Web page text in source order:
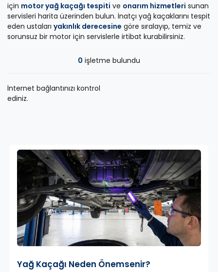
için motor yağ kaçağı tespiti ve onarım hizmetleri sunan
servisleri harita üzerinden bulun. İnatçı yağ kaçaklarını tespit
eden ustaları yakınlık derecesine göre sıralayıp, temiz ve
sorunsuz bir motor için servislerle irtibat kurabilirsiniz.
0 işletme bulundu
İnternet bağlantınızı kontrol
ediniz.
Yağ Kaçağı Neden Önemsenir?